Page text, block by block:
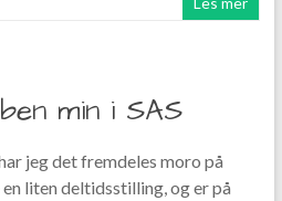
min i SAS
jeg det fremdeles moro på
liten deltidsstilling, og er på